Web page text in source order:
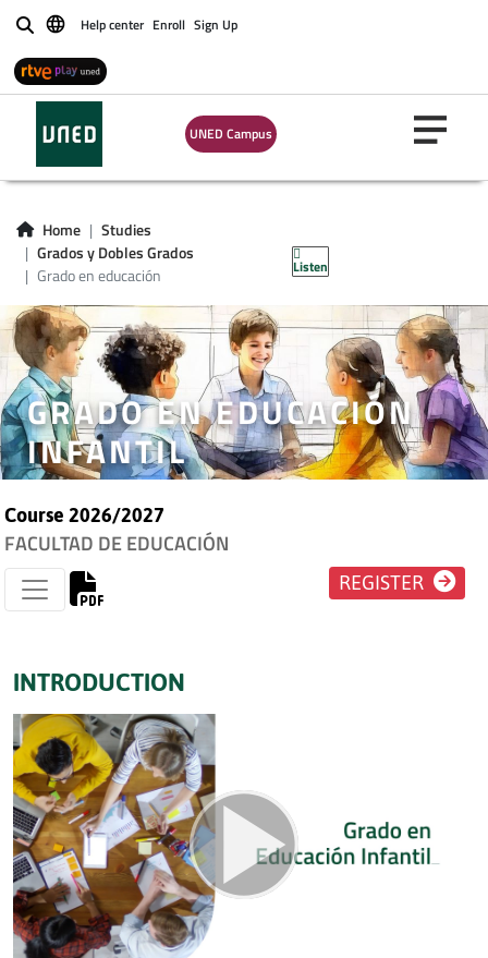
BuscarHelp center Enroll Sign Up
UNED Campus
Home
Studies
Grados y Dobles Grados
Grado en educación
Listen
GRADO EN EDUCACIÓN
INFANTIL
Course 2026/2027
FACULTAD DE EDUCACIÓN
REGISTER
INTRODUCTION